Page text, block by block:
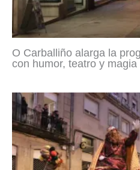
O Carballiño alarga la
con humor, teatro y